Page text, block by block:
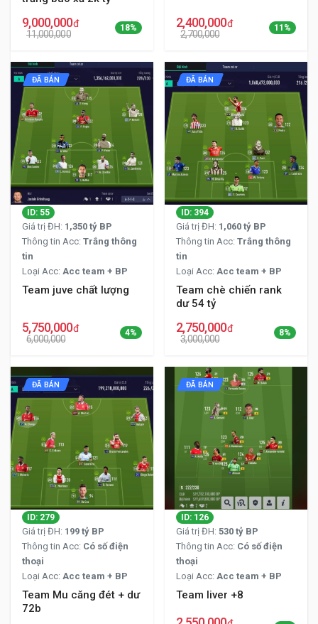
9,000,000đ
11,000,000
18% 2,400,000đ
2,700,000
11%
ID: 55
Giá trị ĐH: 1,350 tỷ BP
Thông tin Acc: Trắng thông
tin
Loại Acc: Acc team + BP
ĐÃ BÁN
Team juve chất lượng
5,750,000đ
6,000,000
4%
ID: 394
Giá trị ĐH: 1,060 tỷ BP
Thông tin Acc: Trắng thông
tin
Loại Acc: Acc team + BP
ĐÃ BÁN
Team chè chiến rank
dư 54 tỷ
2,750,000đ
3,000,000
8%
ID: 279
Giá trị ĐH: 199 tỷ BP
Thông tin Acc: Có số điện
thoại
Loại Acc: Acc team + BP
ĐÃ BÁN
Team Mu căng đét + dư
72b
ID: 126
Giá trị ĐH: 530 tỷ BP
Thông tin Acc: Có số điện
thoại
Loại Acc: Acc team + BP
ĐÃ BÁN
Team liver +8